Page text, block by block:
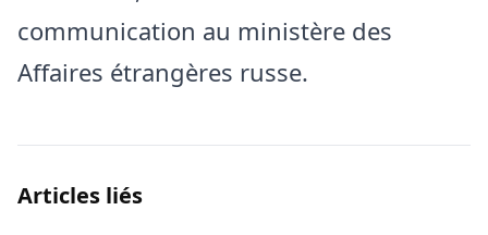
communication au ministère des
Affaires étrangères russe.
Articles liés